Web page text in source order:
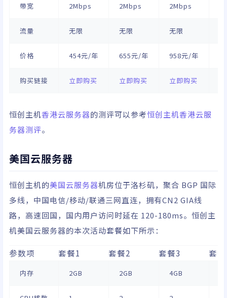
带宽 2Mbps 2Mbps 2Mbps
流量 无限 无限 无限
价格 454元/年 655元/年 958元/年
购买链接 立即购买 立即购买 立即购买
恒创主机香港云服务器的测评可以参考恒创主机香港云服
务器测评。
美国云服务器
恒创主机的美国云服务器机房位于洛杉矶，聚合 BGP 国际
多线，中国电信/移动/联通三网直连，拥有CN2 GIA线
路，高速回国，国内用户访问时延在 120-180ms。恒创主
机美国云服务器的本次活动套餐如下所示：
参数项 套餐1 套餐2 套餐3 套
内存 2GB 2GB 4GB